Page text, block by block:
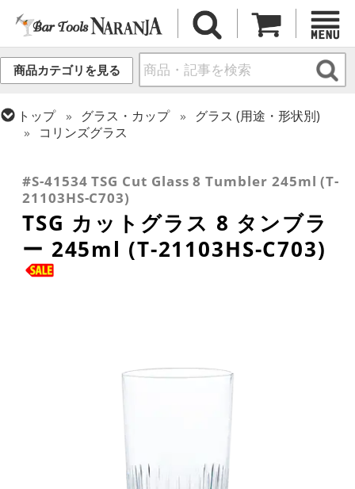
商品カテゴリを見る
トップ グラス・カップ
グラス (用途・形状別)
コリンズグラス
東洋佐々木ガラス
#S-41534 TSG Cut Glass 8 Tumbler 245ml (T-
21103HS-C703)
TSG カットグラス 8 タンブラ
ー 245ml (T-21103HS-C703)